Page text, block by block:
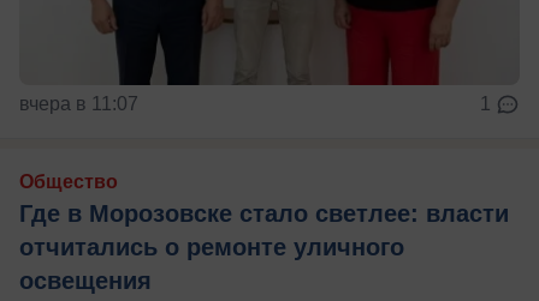
вчера в 11:07 1
Общество
Где в Морозовске стало светлее: власти
отчитались о ремонте уличного
освещения